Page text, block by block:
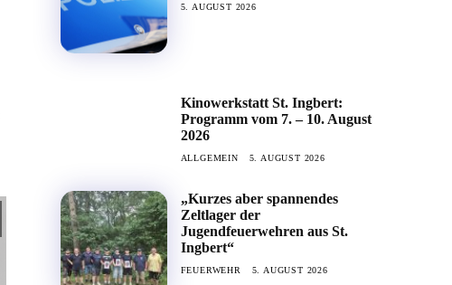
5. AUGUST 2026
Kinowerkstatt St. Ingbert:
Programm vom 7. – 10. August
2026
ALLGEMEIN 5. AUGUST 2026
„Kurzes aber spannendes
Zeltlager der
Jugendfeuerwehren aus St.
Ingbert“
FEUERWEHR 5. AUGUST 2026